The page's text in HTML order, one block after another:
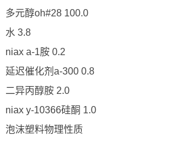
多元醇oh#28 100.0
水 3.8
niax a-1胺 0.2
延迟催化剂a-300 0.8
二异丙醇胺 2.0
niax y-10366硅酮 1.0
泡沫塑料物理性质